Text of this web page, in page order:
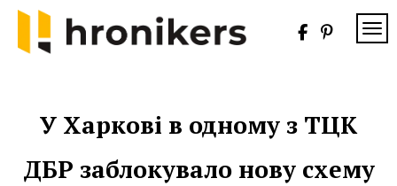
Skip
content
У Харкові в одному з ТЦК
ДБР заблокувало нову схему